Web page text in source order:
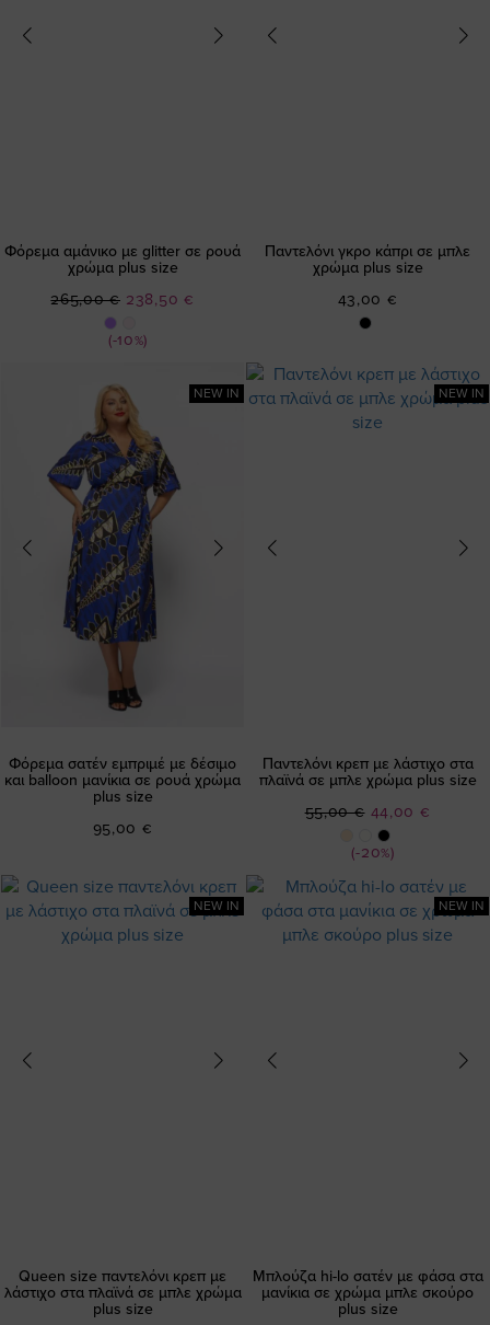
Φόρεμα αμάνικο με glitter σε ρουά
χρώμα plus size
(-10%)
Ειδική
238,50 €
265,00 €
Παντελόνι γκρο κάπρι σε μπλε
χρώμα plus size
43,00 €
NEW IN
Φόρεμα σατέν εμπριμέ με δέσιμο
και balloon μανίκια σε ρουά χρώμα
plus size
95,00 €
NEW IN
Παντελόνι κρεπ με λάστιχο στα
πλαϊνά σε μπλε χρώμα plus size
(-20%)
Ειδική
Τιμή
44,00 €
55,00 €
NEW IN
Queen size παντελόνι κρεπ με
λάστιχο στα πλαϊνά σε μπλε χρώμα
plus size
NEW IN
Μπλούζα hi-lo σατέν με φάσα στα
μανίκια σε χρώμα μπλε σκούρο
plus size